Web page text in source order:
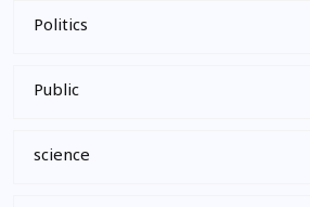
Politics
Public
science